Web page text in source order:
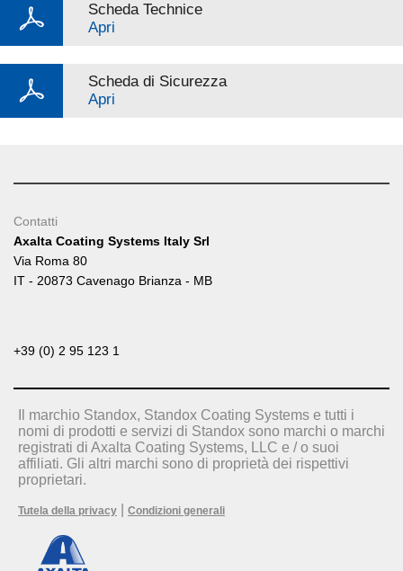
Scheda Technice
Apri
Scheda di Sicurezza
Apri
Contatti
Axalta Coating Systems Italy Srl
Via Roma 80
IT - 20873 Cavenago Brianza - MB
+39 (0) 2 95 123 1
Il marchio Standox, Standox Coating Systems e tutti i
nomi di prodotti e servizi di Standox sono marchi o marchi
registrati di Axalta Coating Systems, LLC e / o suoi
affiliati. Gli altri marchi sono di proprietà dei rispettivi
proprietari.
Tutela della privacy Condizioni generali